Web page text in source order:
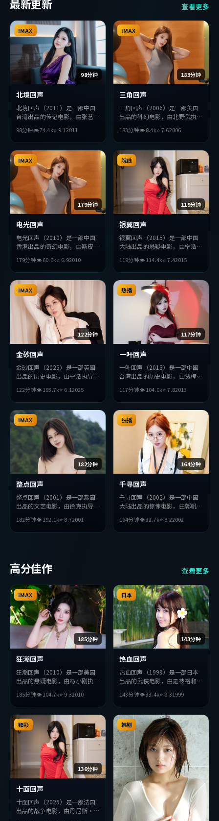
最新更新 查看更多
98分钟
IMAX
北境回声
北境回声（2011）是一部中国
台湾出品的传记电影，由张艺谋
演。影片在叙事与视听上力求突
破，探讨人性与抉择，节奏张弛
有度，适合喜欢该类型的观众完
整观看。
98分钟👁74.4k⭐ 9.12011
183分钟
IMAX
三角回声
三角回声（2006）是一部美国
出品的科幻电影，由北野武执
主演。影片在叙事与视听上力求
突破，探讨人性与抉择，节奏张
弛有度，适合喜欢该类型的观众
完整观看。
183分钟👁8.4k⭐7.62006
179分钟
IMAX
电光回声
电光回声（2010）是一部中国
香港出品的奇幻电影，由斯皮尔
发等主演。影片在叙事与视听上
力求突破，探讨人性与抉择，节
奏张弛有度，适合喜欢该类型的
观众完整观看。
179分钟👁60.6k⭐ 6.92010
119分钟
院线
银翼回声
银翼回声（2015）是一部中国
大陆出品的悬疑电影，由宁浩执
主演。影片在叙事与视听上力求
突破，探讨人性与抉择，节奏张
弛有度，适合喜欢该类型的观众
完整观看。
119分钟👁114.4k⭐7.42015
122分钟
IMAX
金砂回声
金砂回声（2025）是一部英国
出品的历史电影，由宁浩执导，
演。影片在叙事与视听上力求突
破，探讨人性与抉择，节奏张弛
有度，适合喜欢该类型的观众完
整观看。
122分钟👁193.7k⭐ 6.12025
117分钟
热播
一叶回声
一叶回声（2013）是一部中国
台湾出品的历史电影，由贾樟柯
·墨菲、堺雅人等主演。影片
在叙事与视听上力求突破，探讨
人性与抉择，节奏张弛有度，适
合喜欢该类型的观众完整观看。
117分钟👁104.0k⭐7.82013
182分钟
IMAX
整点回声
整点回声（2001）是一部泰国
出品的文艺电影，由徐克执导，
主演。影片在叙事与视听上力求
突破，探讨人性与抉择，节奏张
182分钟👁192.1k⭐ 8.72001
164分钟
独播
千寻回声
千寻回声（2002）是一部中国
大陆出品的惊悚电影，由郭帆执
演。影片在叙事与视听上力求突
破，探讨人性与抉择，节奏张弛
164分钟👁32.7k⭐ 8.22002
高分佳作 查看更多
185分钟
IMAX
狂潮回声
狂潮回声（2010）是一部美国
出品的悬疑电影，由冯小刚执
演。影片在叙事与视听上力求突
破，探讨人性与抉择，节奏张弛
有度，适合喜欢该类型的观众完
整观看。
185分钟👁104.7k⭐ 9.32010
143分钟
日本
热血回声
热血回声（1999）是一部日本
出品的武侠电影，由是枝裕和执
等主演。影片在叙事与视听上力
求突破，探讨人性与抉择，节奏
张弛有度，适合喜欢该类型的观
众完整观看。
143分钟👁33.4k⭐ 9.31999
136分钟
臻彩
十面回声
十面回声（2025）是一部法国
出品的战争电影，由丹尼斯·
韩剧